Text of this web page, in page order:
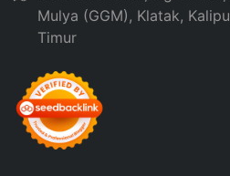
Mulya (GGM), Klatak,
Timur